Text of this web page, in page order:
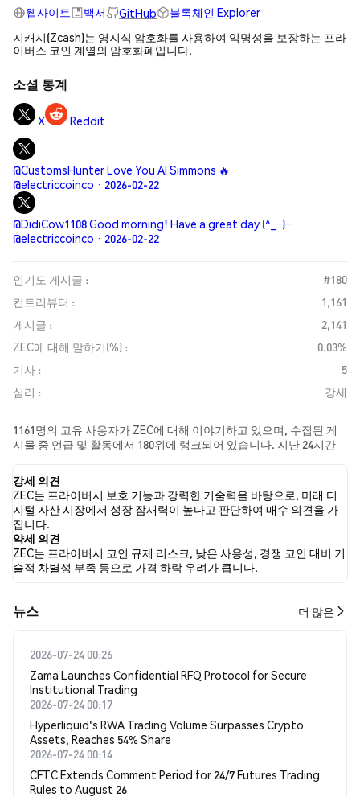
웹사이트 백서 GitHub
블록체인 Explorer
지캐시(Zcash)는 영지식 암호화를 사용하여 익명성을 보장하는 프라
이버스 코인 계열의 암호화폐입니다.
소셜 통계
X Reddit
@CustomsHunter Love You Al Simmons 🔥
@electriccoinco · 2026-02-22
@DidiCow1108 Good morning! Have a great day (^_−)−
@electriccoinco · 2026-02-22
인기도 게시글 :
#180
컨트리뷰터 :
1,161
게시글 :
2,141
ZEC에 대해 말하기(%) :
0.03%
기사 :
5
심리 :
강세
1161명의 고유 사용자가 ZEC에 대해 이야기하고 있으며, 수집된 게
시물 중 언급 및 활동에서 180위에 랭크되어 있습니다. 지난 24시간
막으로, ZEC에 대한 뉴스 기사 5건이 게시되었습니다. 트위터에서는
36.92%의 트윗이 강세 감정을, 9.24%의 트윗이 약세 감정을 보였습
니다. 53.83%의 트윗은 ZEC에 대해 중립적인 감정을 나타냈습니다.
이 감정 분석은 1904개의 트윗을 기반으로 합니다.
강세 의견
ZEC는 프라이버시 보호 기능과 강력한 기술력을 바탕으로, 미래 디
지털 자산 시장에서 성장 잠재력이 높다고 판단하여 매수 의견을 가
집니다.
약세 의견
ZEC는 프라이버시 코인 규제 리스크, 낮은 사용성, 경쟁 코인 대비 기
술적 차별성 부족 등으로 가격 하락 우려가 큽니다.
뉴스 더 많은
2026-07-24 00:26
Zama Launches Confidential RFQ Protocol for Secure
Institutional Trading
2026-07-24 00:17
Hyperliquid's RWA Trading Volume Surpasses Crypto
Assets, Reaches 54% Share
2026-07-24 00:14
CFTC Extends Comment Period for 24/7 Futures Trading
Rules to August 26